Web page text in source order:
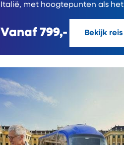
Italië, met hoogtepunten als het
Vanaf 799,- Bekijk reis